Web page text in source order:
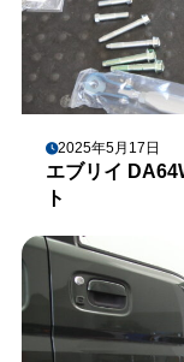
2025年5月17日
エブリイ
ト